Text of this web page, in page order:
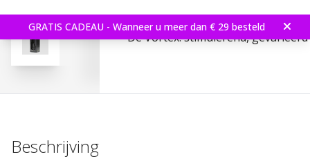
GRATIS CADEAU - Wanneer u meer dan € 29 besteld
Fleshlight - Pink Lady
De Vortex: stimulerend,
Beschrijving